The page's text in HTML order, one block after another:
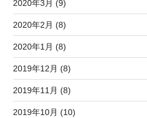
2020年3月 (9)
2020年2月 (8)
2020年1月 (8)
2019年12月 (8)
2019年11月 (8)
2019年10月 (10)